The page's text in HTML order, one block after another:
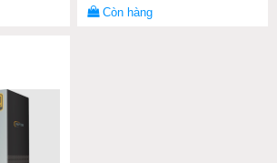
Còn hàng